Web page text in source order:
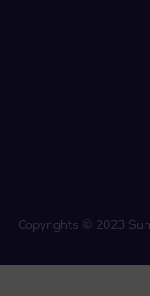
Copyrights © 2023